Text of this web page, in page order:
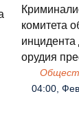
комитета
орудия
04:00,